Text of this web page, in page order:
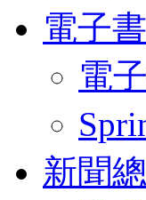
電子
電
新聞